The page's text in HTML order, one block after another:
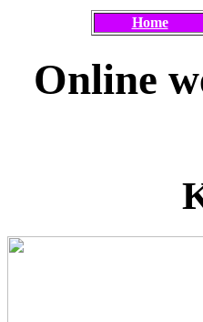
Home
Online